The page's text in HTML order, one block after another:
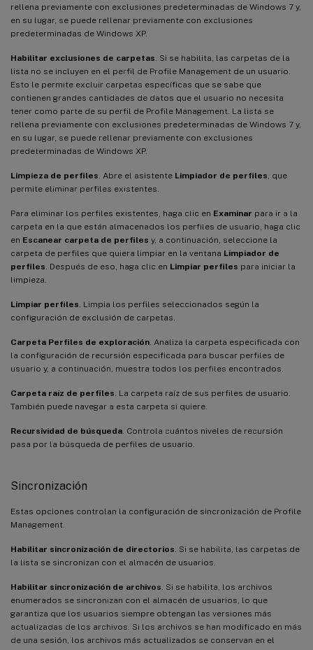
rellena previamente con exclusiones predeterminadas de Windows 7 y,
en su lugar, se puede rellenar previamente con exclusiones
predeterminadas de Windows XP.
Habilitar exclusiones de carpetas . Si se habilita, las carpetas de la
lista no se incluyen en el perfil de Profile Management de un usuario.
Esto le permite excluir carpetas específicas que se sabe que
contienen grandes cantidades de datos que el usuario no necesita
tener como parte de su perfil de Profile Management. La lista se
rellena previamente con exclusiones predeterminadas de Windows 7 y,
en su lugar, se puede rellenar previamente con exclusiones
predeterminadas de Windows XP.
Limpieza de perfiles . Abre el asistente Limpiador de perfiles , que
permite eliminar perfiles existentes.
Para eliminar los perfiles existentes, haga clic en Examinar para ir a la
carpeta en la que están almacenados los perfiles de usuario, haga clic
en Escanear carpeta de perfiles y, a continuación, seleccione la
carpeta de perfiles que quiera limpiar en la ventana Limpiador de
perfiles . Después de eso, haga clic en Limpiar perfiles para iniciar la
limpieza.
Limpiar perfiles . Limpia los perfiles seleccionados según la
configuración de exclusión de carpetas.
Carpeta Perfiles de exploración . Analiza la carpeta especificada con
la configuración de recursión especificada para buscar perfiles de
usuario y, a continuación, muestra todos los perfiles encontrados.
Carpeta raíz de perfiles . La carpeta raíz de sus perfiles de usuario.
También puede navegar a esta carpeta si quiere.
Recursividad de búsqueda . Controla cuántos niveles de recursión
pasa por la búsqueda de perfiles de usuario.
Sincronización
Estas opciones controlan la configuración de sincronización de Profile
Management.
Habilitar sincronización de directorios . Si se habilita, las carpetas de
la lista se sincronizan con el almacén de usuarios.
Habilitar sincronización de archivos . Si se habilita, los archivos
enumerados se sincronizan con el almacén de usuarios, lo que
garantiza que los usuarios siempre obtengan las versiones más
actualizadas de los archivos. Si los archivos se han modificado en más
de una sesión, los archivos más actualizados se conservan en el